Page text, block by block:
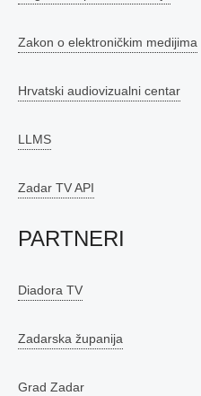
Zakon o elektroničkim medijima
Hrvatski audiovizualni centar
LLMS
Zadar TV API
PARTNERI
Diadora TV
Zadarska županija
Grad Zadar